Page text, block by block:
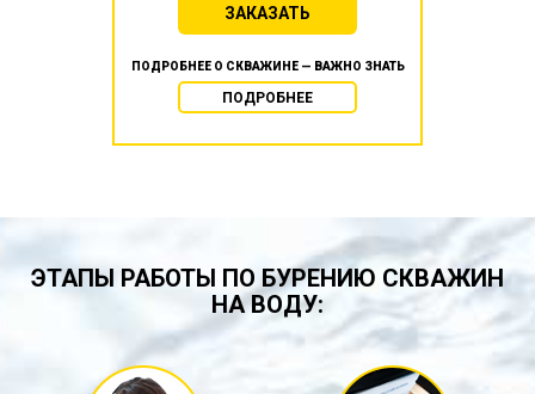
ЗАКАЗАТЬ
ПОДРОБНЕЕ О СКВАЖИНЕ — ВАЖНО ЗНАТЬ
ПОДРОБНЕЕ
ЭТАПЫ РАБОТЫ ПО БУРЕНИЮ СКВАЖИН
НА ВОДУ: